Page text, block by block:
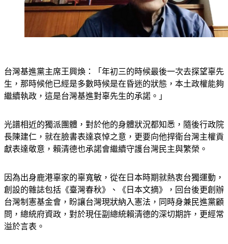
台灣基進黨主席王興煥：「年初三的時候最後一次去探望辜先
生，那時候他已經是多數時候是在昏迷的狀態，本土政權能夠
繼續執政，這是台灣基進對辜先生的承諾。」
光譜相近的獨派團體，對於他的身體狀況都知悉，隨後行政院
長陳建仁，就在臉書表達哀悼之意，更要向他捍衛台灣主權貢
獻表達敬意，賴清德也承諾會繼續守護台灣民主與繁榮。
因為出身鹿港辜家的辜寬敏，從在日本時期就熱衷台獨運動，
創設的雜誌包括《臺灣春秋》、《日本文摘》，回台後更創辦
台灣制憲基金會，盼讓台灣現狀納入憲法，同時身兼民進黨顧
問，總統府資政，對於現任副總統賴清德的深切期許，更經常
溢於言表。